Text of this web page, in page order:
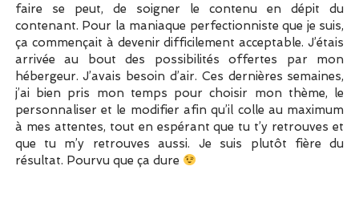
faire se peut, de soigner le contenu en dépit du
contenant. Pour la maniaque perfectionniste que je suis,
ça commençait à devenir difficilement acceptable. J’étais
arrivée au bout des possibilités offertes par mon
hébergeur. J’avais besoin d’air. Ces dernières semaines,
j’ai bien pris mon temps pour choisir mon thème, le
personnaliser et le modifier afin qu’il colle au maximum
à mes attentes, tout en espérant que tu t’y retrouves et
que tu m’y retrouves aussi. Je suis plutôt fière du
résultat. Pourvu que ça dure